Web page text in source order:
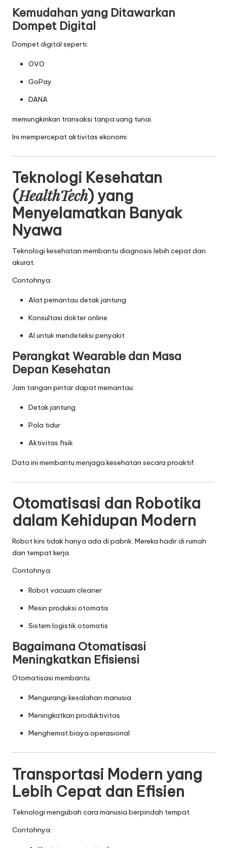
Kemudahan yang Ditawarkan
Dompet Digital
Dompet digital seperti:
OVO
GoPay
DANA
memungkinkan transaksi tanpa uang tunai.
Ini mempercepat aktivitas ekonomi.
Teknologi Kesehatan
(HealthTech) yang
Menyelamatkan Banyak
Nyawa
Teknologi kesehatan membantu diagnosis lebih cepat dan
akurat.
Contohnya:
Alat pemantau detak jantung
Konsultasi dokter online
AI untuk mendeteksi penyakit
Perangkat Wearable dan Masa
Depan Kesehatan
Jam tangan pintar dapat memantau:
Detak jantung
Pola tidur
Aktivitas fisik
Data ini membantu menjaga kesehatan secara proaktif.
Otomatisasi dan Robotika
dalam Kehidupan Modern
Robot kini tidak hanya ada di pabrik. Mereka hadir di rumah
dan tempat kerja.
Contohnya:
Robot vacuum cleaner
Mesin produksi otomatis
Sistem logistik otomatis
Bagaimana Otomatisasi
Meningkatkan Efisiensi
Otomatisasi membantu:
Mengurangi kesalahan manusia
Meningkatkan produktivitas
Menghemat biaya operasional
Transportasi Modern yang
Lebih Cepat dan Efisien
Teknologi mengubah cara manusia berpindah tempat.
Contohnya: